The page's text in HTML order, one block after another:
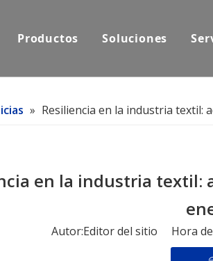
Productos Soluciones
» Resiliencia en la industria textil:
en la industria textil:
Autor:Editor del sitio Hora